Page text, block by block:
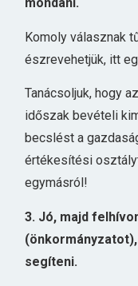
mondani.
Komoly válasznak
észrevehetjük, itt
Tanácsoljuk, hogy
időszak bevételi
becslést a
értékesítési
egymásról!
3. Jó, majd
segíteni.